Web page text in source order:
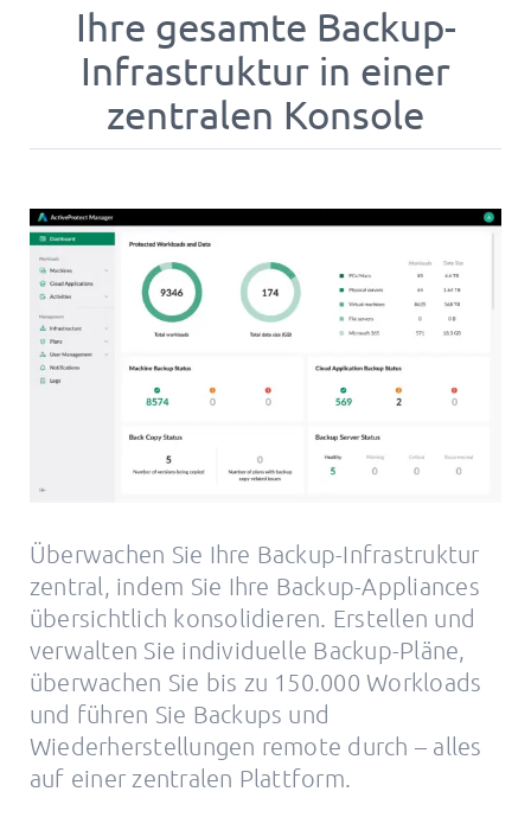
Ihre gesamte Backup-
Infrastruktur in einer
zentralen Konsole
Überwachen Sie Ihre Backup-Infrastruktur
zentral, indem Sie Ihre Backup-Appliances
übersichtlich konsolidieren. Erstellen und
verwalten Sie individuelle Backup-Pläne,
überwachen Sie bis zu 150.000 Workloads
und führen Sie Backups und
Wiederherstellungen remote durch – alles
auf einer zentralen Plattform.